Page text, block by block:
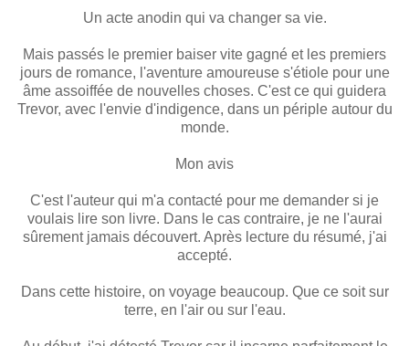
Un acte anodin qui va changer sa vie.
Mais passés le premier baiser vite gagné et les premiers
jours de romance, l'aventure amoureuse s'étiole pour une
âme assoiffée de nouvelles choses. C'est ce qui guidera
Trevor, avec l'envie d'indigence, dans un périple autour du
monde.
Mon avis
C'est l'auteur qui m'a contacté pour me demander si je
voulais lire son livre. Dans le cas contraire, je ne l'aurai
sûrement jamais découvert. Après lecture du résumé, j'ai
accepté.
Dans cette histoire, on voyage beaucoup. Que ce soit sur
terre, en l'air ou sur l'eau.